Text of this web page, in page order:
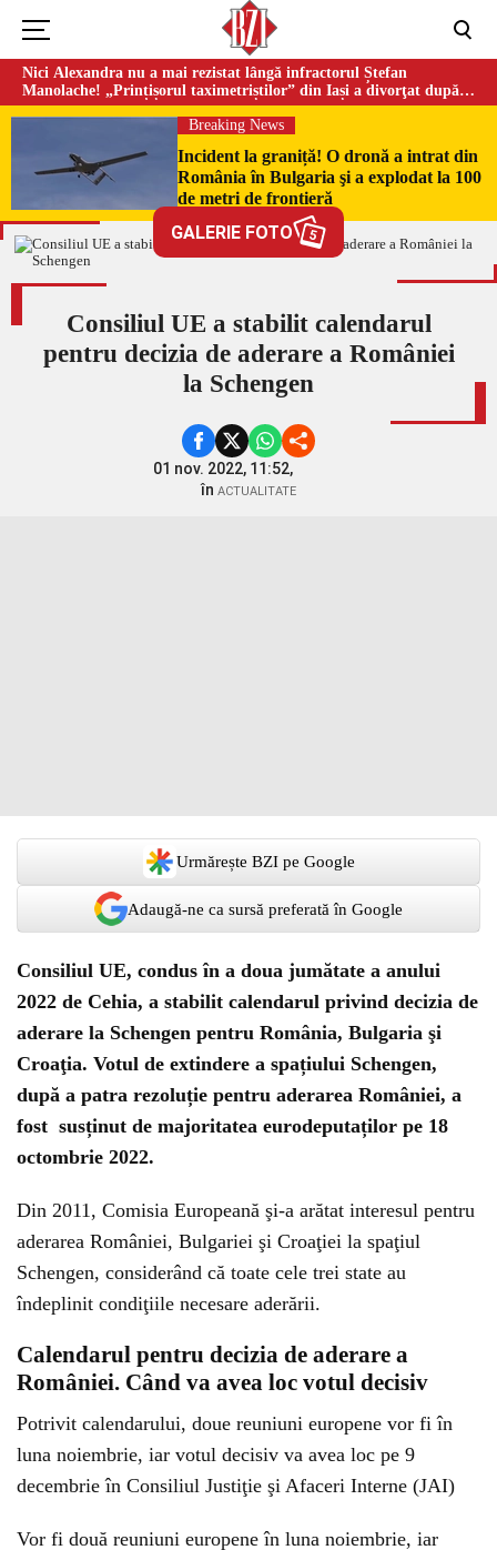
Nici Alexandra nu a mai rezistat lângă infractorul Ștefan
Manolache! „Prințișorul taximetriștilor” din Iași a divorţat după
doi ani de căsnicie
Breaking News
Incident la graniță! O dronă a intrat din
România în Bulgaria şi a explodat la 100
de metri de frontieră
GALERIE FOTO 5
Consiliul UE a stabilit calendarul
pentru decizia de aderare a României
la Schengen
01 nov. 2022, 11:52,
în ACTUALITATE
Urmărește BZI pe Google
Adaugă-ne ca sursă preferată în Google
Consiliul UE, condus în a doua jumătate a anului
2022 de Cehia, a stabilit calendarul privind decizia de
aderare la Schengen pentru România, Bulgaria şi
Croaţia. Votul de extindere a spațiului Schengen,
după a patra rezoluție pentru aderarea României, a
fost susținut de majoritatea eurodeputaților pe 18
octombrie 2022.
Din 2011, Comisia Europeană şi-a arătat interesul pentru
aderarea României, Bulgariei şi Croaţiei la spaţiul
Schengen, considerând că toate cele trei state au
îndeplinit condiţiile necesare aderării.
Calendarul pentru decizia de aderare a
României. Când va avea loc votul decisiv
Potrivit calendarului, doue reuniuni europene vor fi în
luna noiembrie, iar votul decisiv va avea loc pe 9
decembrie în Consiliul Justiţie şi Afaceri Interne (JAI)
Vor fi două reuniuni europene în luna noiembrie, iar